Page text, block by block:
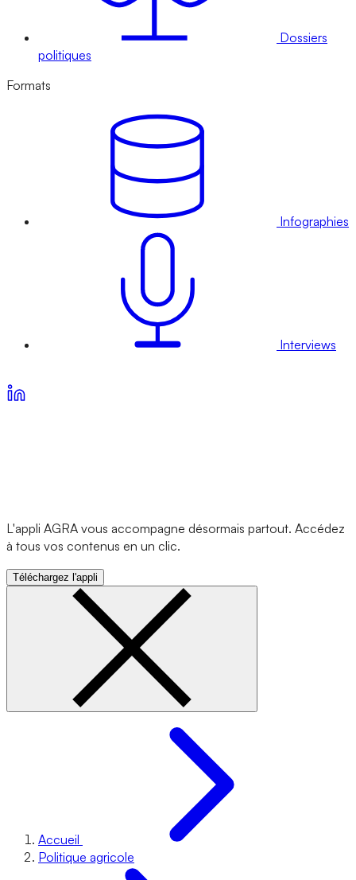
Dossiers
politiques
Formats
Infographies
Interviews
L'appli AGRA vous accompagne désormais partout. Accédez
à tous vos contenus en un clic.
Téléchargez l'appli
Accueil
Politique agricole